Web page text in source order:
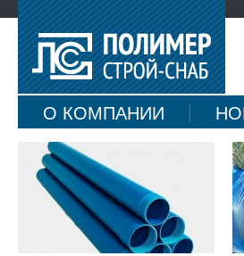
О КОМПАНИИ
КАРТА САЙТА